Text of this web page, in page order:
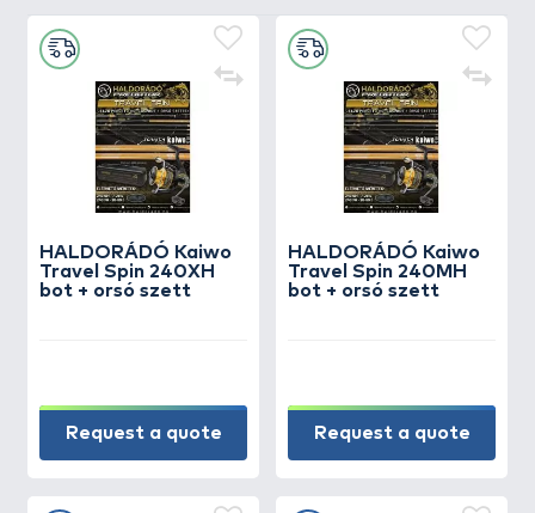
HALDORÁDÓ Kaiwo
Travel Spin 240XH
bot + orsó szett
Request a quote
HALDORÁDÓ Kaiwo
Travel Spin 240MH
bot + orsó szett
Request a quote